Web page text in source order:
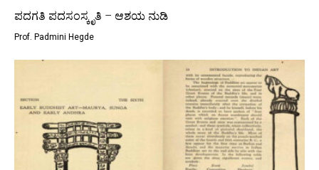
ಪದಗತಿ ಪದಸಂಸ್ಕೃತಿ – ಆಶಯ ನುಡಿ
Prof. Padmini Hegde